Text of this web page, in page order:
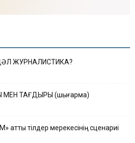
ЖУРНАЛИСТИКА?
МЕН ТАҒДЫРЫ (шығарма)
тілдер мерекесінің сценариі